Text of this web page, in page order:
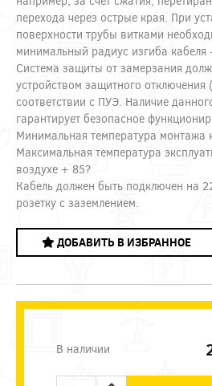
перехода через острые края. При
поверхности трубы витками
минимальный радиус изгиба
Система защиты от замерзания
устройством защитного
соответствии с ПУЭ. Наличие
гарантирует безопасное
Минимальная температура монтажа
Максимальная температура
воздухе + 85?
Кабель должен быть подключен на
розетку с заземлением.
ДОБАВИТЬ В ИЗБРАННОЕ
В наличии